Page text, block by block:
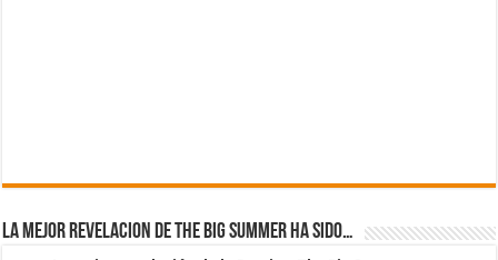
La mejor revelacion de The Big Summer ha sido…